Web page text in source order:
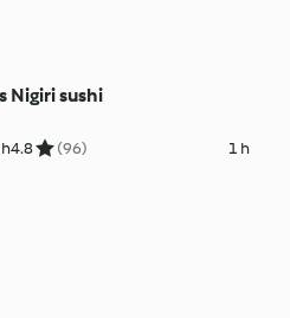
Nigiri sushi
4.8 (96) 1 h